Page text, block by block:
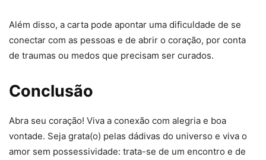
Além disso, a carta pode apontar uma dificuldade de se
conectar com as pessoas e de abrir o coração, por conta
de traumas ou medos que precisam ser curados.
Conclusão
Abra seu coração! Viva a conexão com alegria e boa
vontade. Seja grata(o) pelas dádivas do universo e viva o
amor sem possessividade: trata-se de um encontro e de